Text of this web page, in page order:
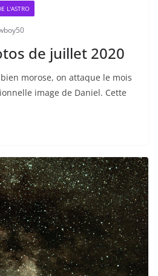
L'ASTRO
de juillet 2020
morose, on attaque le mois
image de Daniel. Cette